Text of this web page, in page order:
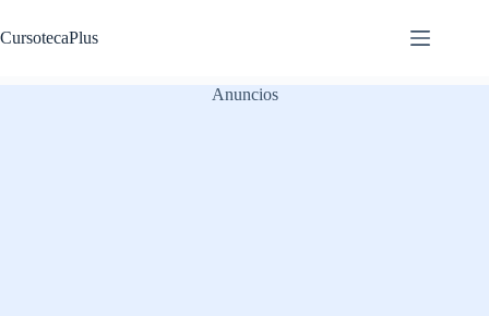
al
contenido
CursotecaPlus
Anuncios